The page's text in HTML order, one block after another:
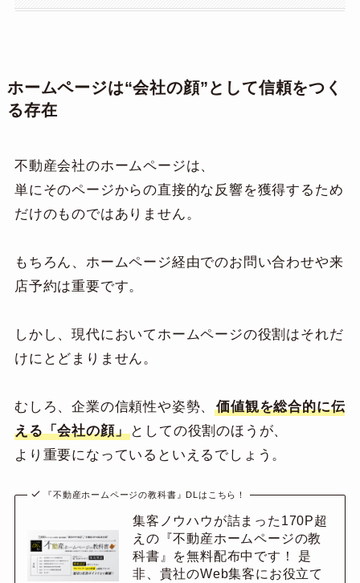
ホームページは“会社の顔”として信頼をつく
る存在
不動産会社のホームページは、
単にそのページからの直接的な反響を獲得するため
だけのものではありません。
もちろん、ホームページ経由でのお問い合わせや来
店予約は重要です。
しかし、現代においてホームページの役割はそれだ
けにとどまりません。
むしろ、企業の信頼性や姿勢、価値観を総合的に伝
える「会社の顔」 としての役割のほうが、
より重要になっているといえるでしょう。
『不動産ホームページの教科書』DLはこちら！
集客ノウハウが詰まった170P超
えの『不動産ホームページの教
科書』を無料配布中です！ 是
非、貴社のWeb集客にお役立て